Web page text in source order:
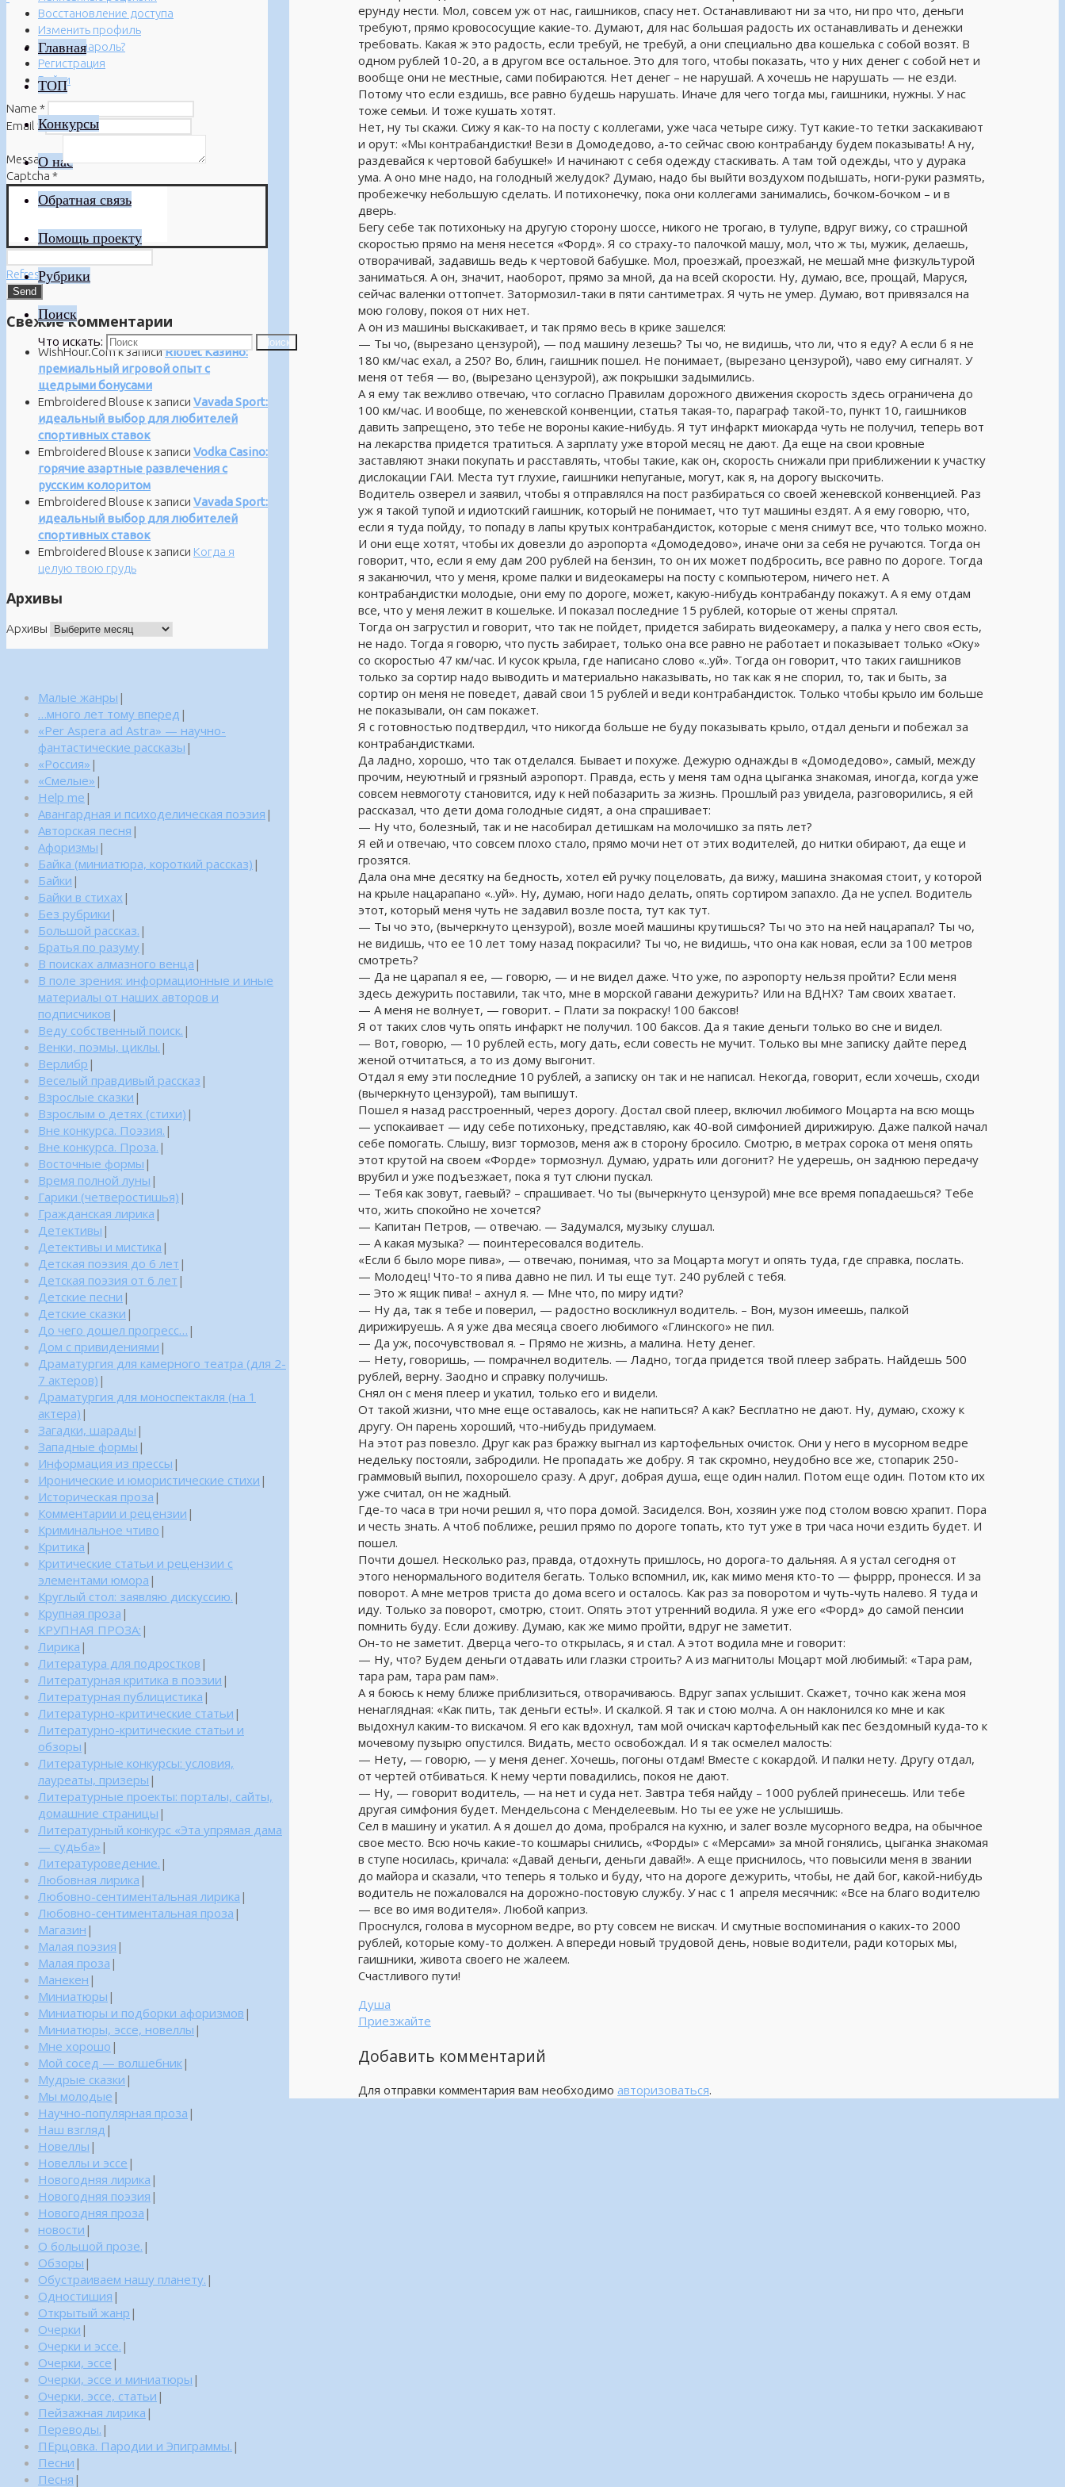
Главная
ТОП
Конкурсы
О нас
Обратная связь
Помощь проекту
Рубрики
Поиск
Что искать: Поиск
ерунду нести. Мол, совсем уж от нас, гаишников, спасу нет. Останавливают ни за что, ни про что, деньги
требуют, прямо кровососущие какие-то. Думают, для нас большая радость их останавливать и денежки
требовать. Какая ж это радость, если требуй, не требуй, а они специально два кошелька с собой возят. В
одном рублей 10-20, а в другом все остальное. Это для того, чтобы показать, что у них денег с собой нет и
вообще они не местные, сами побираются. Нет денег – не нарушай. А хочешь не нарушать — не езди.
Потому что если ездишь, все равно будешь нарушать. Иначе для чего тогда мы, гаишники, нужны. У нас
тоже семьи. И тоже кушать хотят.
Нет, ну ты скажи. Сижу я как-то на посту с коллегами, уже часа четыре сижу. Тут какие-то тетки заскакивают
и орут: «Мы контрабандистки! Вези в Домодедово, а-то сейчас свою контрабанду будем показывать! А ну,
раздевайся к чертовой бабушке!» И начинают с себя одежду стаскивать. А там той одежды, что у дурака
ума. А оно мне надо, на голодный желудок? Думаю, надо бы выйти воздухом подышать, ноги-руки размять,
пробежечку небольшую сделать. И потихонечку, пока они коллегами занимались, бочком-бочком – и в
дверь.
Бегу себе так потихоньку на другую сторону шоссе, никого не трогаю, в тулупе, вдруг вижу, со страшной
скоростью прямо на меня несется «Форд». Я со страху-то палочкой машу, мол, что ж ты, мужик, делаешь,
отворачивай, задавишь ведь к чертовой бабушке. Мол, проезжай, проезжай, не мешай мне физкультурой
заниматься. А он, значит, наоборот, прямо за мной, да на всей скорости. Ну, думаю, все, прощай, Маруся,
сейчас валенки оттопчет. Затормозил-таки в пяти сантиметрах. Я чуть не умер. Думаю, вот привязался на
мою голову, покоя от них нет.
А он из машины выскакивает, и так прямо весь в крике зашелся:
— Ты чо, (вырезано цензурой), — под машину лезешь? Ты чо, не видишь, что ли, что я еду? А если б я не
180 км/час ехал, а 250? Во, блин, гаишник пошел. Не понимает, (вырезано цензурой), чаво ему сигналят. У
меня от тебя — во, (вырезано цензурой), аж покрышки задымились.
А я ему так вежливо отвечаю, что согласно Правилам дорожного движения скорость здесь ограничена до
100 км/час. И вообще, по женевской конвенции, статья такая-то, параграф такой-то, пункт 10, гаишников
давить запрещено, это тебе не вороны какие-нибудь. Я тут инфаркт миокарда чуть не получил, теперь вот
на лекарства придется тратиться. А зарплату уже второй месяц не дают. Да еще на свои кровные
заставляют знаки покупать и расставлять, чтобы такие, как он, скорость снижали при приближении к участку
дислокации ГАИ. Места тут глухие, гаишники непуганые, могут, как я, на дорогу выскочить.
Водитель озверел и заявил, чтобы я отправлялся на пост разбираться со своей женевской конвенцией. Раз
уж я такой тупой и идиотский гаишник, который не понимает, что тут машины ездят. А я ему говорю, что,
если я туда пойду, то попаду в лапы крутых контрабандисток, которые с меня снимут все, что только можно.
И они еще хотят, чтобы их довезли до аэропорта «Домодедово», иначе они за себя не ручаются. Тогда он
говорит, что, если я ему дам 200 рублей на бензин, то он их может подбросить, все равно по дороге. Тогда
я заканючил, что у меня, кроме палки и видеокамеры на посту с компьютером, ничего нет. А
контрабандистки молодые, они ему по дороге, может, какую-нибудь контрабанду покажут. А я ему отдам
все, что у меня лежит в кошельке. И показал последние 15 рублей, которые от жены спрятал.
Тогда он загрустил и говорит, что так не пойдет, придется забирать видеокамеру, а палка у него своя есть,
не надо. Тогда я говорю, что пусть забирает, только она все равно не работает и показывает только «Оку»
со скоростью 47 км/час. И кусок крыла, где написано слово «..уй». Тогда он говорит, что таких гаишников
только за сортир надо выводить и материально наказывать, но так как я не спорил, то, так и быть, за
сортир он меня не поведет, давай свои 15 рублей и веди контрабандисток. Только чтобы крыло им больше
не показывали, он сам покажет.
Я с готовностью подтвердил, что никогда больше не буду показывать крыло, отдал деньги и побежал за
контрабандистками.
Да ладно, хорошо, что так отделался. Бывает и похуже. Дежурю однажды в «Домодедово», самый, между
прочим, неуютный и грязный аэропорт. Правда, есть у меня там одна цыганка знакомая, иногда, когда уже
совсем невмоготу становится, иду к ней побазарить за жизнь. Прошлый раз увидела, разговорились, я ей
рассказал, что дети дома голодные сидят, а она спрашивает:
— Ну что, болезный, так и не насобирал детишкам на молочишко за пять лет?
Я ей и отвечаю, что совсем плохо стало, прямо мочи нет от этих водителей, до нитки обирают, да еще и
грозятся.
Дала она мне десятку на бедность, хотел ей ручку поцеловать, да вижу, машина знакомая стоит, у которой
на крыле нацарапано «..уй». Ну, думаю, ноги надо делать, опять сортиром запахло. Да не успел. Водитель
этот, который меня чуть не задавил возле поста, тут как тут.
— Ты чо это, (вычеркнуто цензурой), возле моей машины крутишься? Ты чо это на ней нацарапал? Ты чо,
не видишь, что ее 10 лет тому назад покрасили? Ты чо, не видишь, что она как новая, если за 100 метров
смотреть?
— Да не царапал я ее, — говорю, — и не видел даже. Что уже, по аэропорту нельзя пройти? Если меня
здесь дежурить поставили, так что, мне в морской гавани дежурить? Или на ВДНХ? Там своих хватает.
— А меня не волнует, — говорит. – Плати за покраску! 100 баксов!
Я от таких слов чуть опять инфаркт не получил. 100 баксов. Да я такие деньги только во сне и видел.
— Вот, говорю, — 10 рублей есть, могу дать, если совесть не мучит. Только вы мне записку дайте перед
женой отчитаться, а то из дому выгонит.
Отдал я ему эти последние 10 рублей, а записку он так и не написал. Некогда, говорит, если хочешь, сходи
(вычеркнуто цензурой), там выпишут.
Пошел я назад расстроенный, через дорогу. Достал свой плеер, включил любимого Моцарта на всю мощь
— успокаивает — иду себе потихоньку, представляю, как 40-вой симфонией дирижирую. Даже палкой начал
себе помогать. Слышу, визг тормозов, меня аж в сторону бросило. Смотрю, в метрах сорока от меня опять
этот крутой на своем «Форде» тормознул. Думаю, удрать или догонит? Не удерешь, он заднюю передачу
врубил и уже подъезжает, пока я тут слюни пускал.
— Тебя как зовут, гаевый? – спрашивает. Чо ты (вычеркнуто цензурой) мне все время попадаешься? Тебе
что, жить спокойно не хочется?
— Капитан Петров, — отвечаю. — Задумался, музыку слушал.
— А какая музыка? — поинтересовался водитель.
«Если б было море пива», — отвечаю, понимая, что за Моцарта могут и опять туда, где справка, послать.
— Молодец! Что-то я пива давно не пил. И ты еще тут. 240 рублей с тебя.
— Это ж ящик пива! – ахнул я. — Мне что, по миру идти?
— Ну да, так я тебе и поверил, — радостно воскликнул водитель. – Вон, музон имеешь, палкой
дирижируешь. А я уже два месяца своего любимого «Глинского» не пил.
— Да уж, посочувствовал я. – Прямо не жизнь, а малина. Нету денег.
— Нету, говоришь, — помрачнел водитель. — Ладно, тогда придется твой плеер забрать. Найдешь 500
рублей, верну. Заодно и справку получишь.
Снял он с меня плеер и укатил, только его и видели.
От такой жизни, что мне еще оставалось, как не напиться? А как? Бесплатно не дают. Ну, думаю, схожу к
другу. Он парень хороший, что-нибудь придумаем.
На этот раз повезло. Друг как раз бражку выгнал из картофельных очисток. Они у него в мусорном ведре
недельку постояли, забродили. Не пропадать же добру. Я так скромно, неудобно все же, стопарик 250-
граммовый выпил, похорошело сразу. А друг, добрая душа, еще один налил. Потом еще один. Потом кто их
уже считал, он не жадный.
Где-то часа в три ночи решил я, что пора домой. Засиделся. Вон, хозяин уже под столом вовсю храпит. Пора
и честь знать. А чтоб поближе, решил прямо по дороге топать, кто тут уже в три часа ночи ездить будет. И
пошел.
Почти дошел. Несколько раз, правда, отдохнуть пришлось, но дорога-то дальняя. А я устал сегодня от
этого ненормального водителя бегать. Только вспомнил, ик, как мимо меня кто-то — фыррр, пронесся. И за
поворот. А мне метров триста до дома всего и осталось. Как раз за поворотом и чуть-чуть налево. Я туда и
иду. Только за поворот, смотрю, стоит. Опять этот утренний водила. Я уже его «Форд» до самой пенсии
помнить буду. Если доживу. Думаю, как же мимо пройти, вдруг не заметит.
Он-то не заметит. Дверца чего-то открылась, я и стал. А этот водила мне и говорит:
— Ну, что? Будем деньги отдавать или глазки строить? А из магнитолы Моцарт мой любимый: «Тара рам,
тара рам, тара рам пам».
А я боюсь к нему ближе приблизиться, отворачиваюсь. Вдруг запах услышит. Скажет, точно как жена моя
ненаглядная: «Как пить, так деньги есть!». И скалкой. Я так и стою молча. А он наклонился ко мне и как
выдохнул каким-то вискачом. Я его как вдохнул, там мой очискач картофельный как пес бездомный куда-то к
мочевому пузырю опустился. Видать, место освобождал. И я так осмелел малость:
— Нету, — говорю, — у меня денег. Хочешь, погоны отдам! Вместе с кокардой. И палки нету. Другу отдал,
от чертей отбиваться. К нему черти повадились, покоя не дают.
— Ну, — говорит водитель, — на нет и суда нет. Завтра тебя найду – 1000 рублей принесешь. Или тебе
другая симфония будет. Мендельсона с Менделеевым. Но ты ее уже не услышишь.
Сел в машину и укатил. А я дошел до дома, пробрался на кухню, и залег возле мусорного ведра, на обычное
свое место. Всю ночь какие-то кошмары снились, «Форды» с «Мерсами» за мной гонялись, цыганка знакомая
в ступе носилась, кричала: «Давай деньги, деньги давай!». А еще приснилось, что повысили меня в звании
до майора и сказали, что теперь я только и буду, что на дороге дежурить, чтобы, не дай бог, какой-нибудь
водитель не пожаловался на дорожно-постовую службу. У нас с 1 апреля месячник: «Все на благо водителю
— все во имя водителя». Любой каприз.
Проснулся, голова в мусорном ведре, во рту совсем не вискач. И смутные воспоминания о каких-то 2000
рублей, которые кому-то должен. А впереди новый трудовой день, новые водители, ради которых мы,
гаишники, живота своего не жалеем.
Счастливого пути!
Душа
Приезжайте
Добавить комментарий
Для отправки комментария вам необходимо авторизоваться.
Восстановление доступа
Изменить профиль
Забыли пароль?
Регистрация
Войти
Name *
Email *
Message*
Captcha *
Refresh
Свежие комментарии
WishHour.Comк записиRiobet Казино:
премиальный игровой опыт с
щедрыми бонусами
Embroidered Blouse к записи Vavada Sport:
идеальный выбор для любителей
спортивных ставок
Embroidered Blouse к записи Vodka Casino:
горячие азартные развлечения с
русским колоритом
Embroidered Blouse к записи Vavada Sport:
идеальный выбор для любителей
спортивных ставок
Embroidered Blouse к записи Когда я
целую твою грудь
Архивы
Архивы
Малые жанры |
…много лет тому вперед |
«Per Aspera ad Astra» — научно-
фантастические рассказы |
«Россия» |
«Смелые» |
Help me |
Авангардная и психоделическая поэзия |
Авторская песня |
Афоризмы |
Байка (миниатюра, короткий рассказ) |
Байки |
Байки в стихах |
Без рубрики |
Большой рассказ. |
Братья по разуму|
В поисках алмазного венца |
В поле зрения: информационные и иные
материалы от наших авторов и
подписчиков |
Веду собственный поиск. |
Венки, поэмы, циклы. |
Верлибр |
Веселый правдивый рассказ |
Взрослые сказки |
Взрослым о детях (стихи) |
Вне конкурса. Поэзия. |
Вне конкурса. Проза. |
Восточные формы |
Время полной луны |
Гарики (четверостишья) |
Гражданская лирика |
Детективы |
Детективы и мистика |
Детская поэзия до 6 лет |
Детская поэзия от 6 лет |
Детские песни |
Детские сказки |
До чего дошел прогресс… |
Дом с привидениями |
Драматургия для камерного театра (для 2-
7 актеров) |
Драматургия для моноспектакля (на 1
актера) |
Загадки, шарады |
Западные формы |
Информация из прессы |
Иронические и юмористические стихи |
Историческая проза |
Комментарии и рецензии |
Криминальное чтиво |
Критика |
Критические статьи и рецензии с
элементами юмора |
Круглый стол: заявляю дискуссию. |
Крупная проза |
КРУПНАЯ ПРОЗА: |
Лирика |
Литература для подростков |
Литературная критика в поэзии |
Литературная публицистика |
Литературно-критические статьи |
Литературно-критические статьи и
обзоры |
Литературные конкурсы: условия,
лауреаты, призеры |
Литературные проекты: порталы, сайты,
домашние страницы |
Литературный конкурс «Эта упрямая дама
— судьба» |
Литературоведение. |
Любовная лирика |
Любовно-сентиментальная лирика |
Любовно-сентиментальная проза |
Магазин |
Малая поэзия |
Малая проза |
Манекен |
Миниатюры |
Миниатюры и подборки афоризмов |
Миниатюры, эссе, новеллы |
Мне хорошо |
Мой сосед — волшебник|
Мудрые сказки |
Мы молодые |
Научно-популярная проза |
Наш взгляд |
Новеллы |
Новеллы и эссе |
Новогодняя лирика |
Новогодняя поэзия |
Новогодняя проза |
новости |
О большой прозе. |
Обзоры |
Обустраиваем нашу планету. |
Одностишия |
Открытый жанр |
Очерки |
Очерки и эссе. |
Очерки, эссе |
Очерки, эссе и миниатюры |
Очерки, эссе, статьи |
Пейзажная лирика |
Переводы. |
ПЕрцовка. Пародии и Эпиграммы. |
Песни |
Песня |